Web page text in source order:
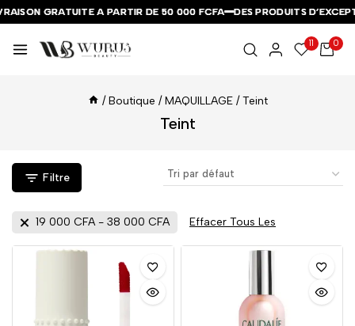
GRATUITE A PARTIR DE 50 000 FCFA DES PRODUITS
GRATUITE A PARTIR DE 50 000 FCFA DES PRODUITS
GRATUITE A PARTIR DE 50 000 FCFA DES PRODUITS
11 0
/ Boutique / MAQUILLAGE / Teint
Teint
Filtre
19 000 CFA- 38 000 CFA Effacer Tous Les